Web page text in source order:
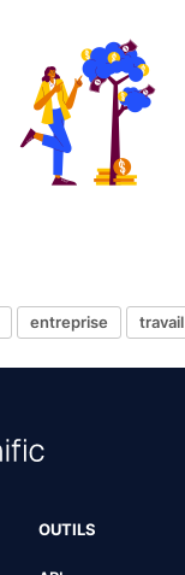
entreprise travail
OUTILS